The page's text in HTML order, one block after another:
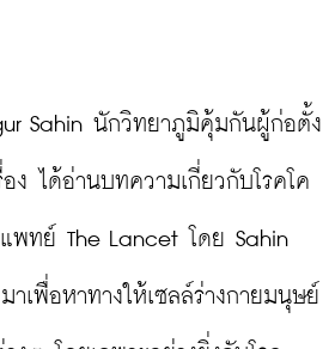
Sahin นักวิทยาภูมิคุ้มกันผู้ก่อตั้ง
ง ได้อ่านบทความเกี่ยวกับโรคโค
แพทย์ The Lancet โดย Sahin
เพื่อหาทางให้เซลล์ร่างกายมนุษย์